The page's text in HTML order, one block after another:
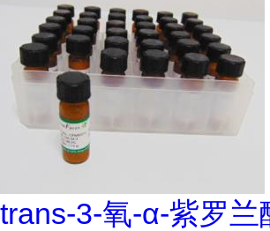
trans-3-氧-α-紫罗兰